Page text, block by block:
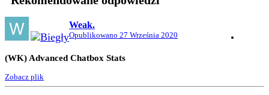
Weak.
Opublikowano 27 Września 2020
(WK) Advanced Chatbox Stats
Zobacz plik